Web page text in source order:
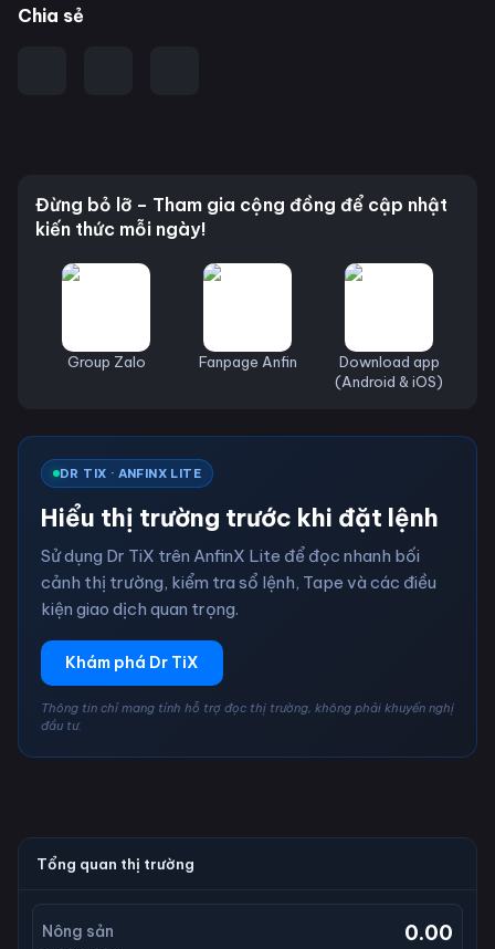
Chia sẻ
Đừng bỏ lỡ – Tham gia cộng đồng để cập nhật
kiến thức mỗi ngày!
Group Zalo Fanpage Anfin
Download app
(Android & iOS)
DR TIX · ANFINX LITE
Hiểu thị trường trước khi đặt lệnh
Sử dụng Dr TiX trên AnfinX Lite để đọc nhanh bối
cảnh thị trường, kiểm tra sổ lệnh, Tape và các điều
kiện giao dịch quan trọng.
Khám phá Dr TiX
Thông tin chỉ mang tính hỗ trợ đọc thị trường, không phải khuyến nghị
đầu tư.
Tổng quan thị trường
Nông sản 0.00